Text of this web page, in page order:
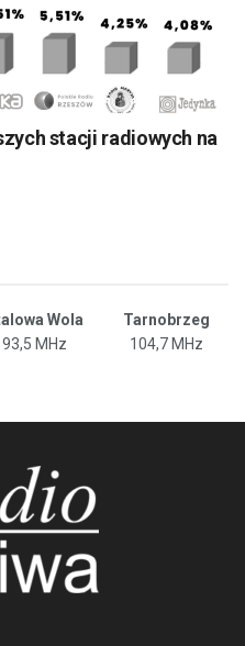
stacji radiowych na
Wola
Tarnobrzeg
93,5 MHz 104,7 MHz